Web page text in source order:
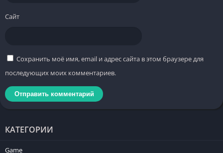
Сайт
Сохранить моё имя, email и адрес сайта в этом браузере для
последующих моих комментариев.
КАТЕГОРИИ
Game